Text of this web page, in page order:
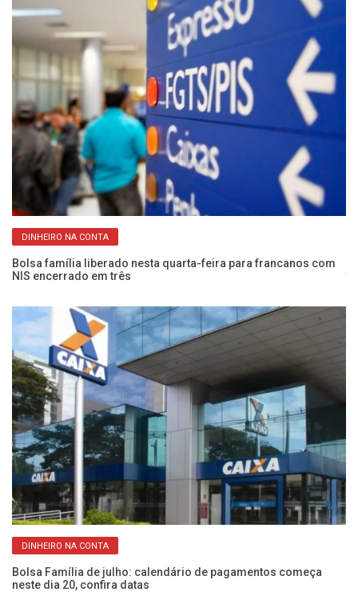
DINHEIRO NA CONTA
Bolsa família liberado nesta quarta-feira para francanos com
NIS encerrado em três
DINHEIRO NA CONTA
Bolsa Família de julho: calendário de pagamentos começa
neste dia 20, confira datas